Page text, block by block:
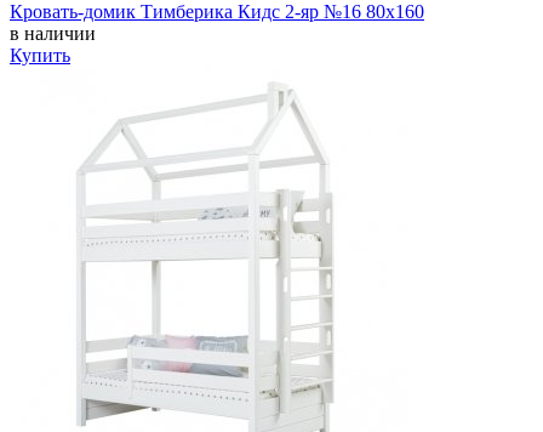
Кровать-домик Тимберика Кидс 2-яр №16 80х160
в наличии
Купить